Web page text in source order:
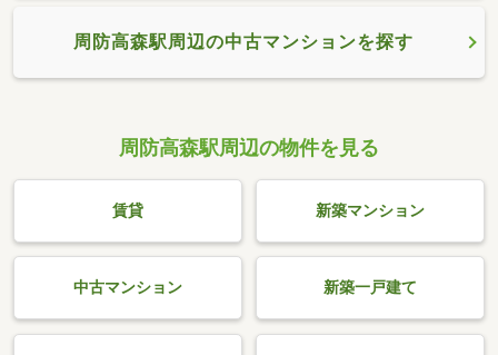
周防高森駅周辺の中古マンションを探す
周防高森駅周辺の物件を見る
賃貸 新築マンション
中古マンション 新築一戸建て